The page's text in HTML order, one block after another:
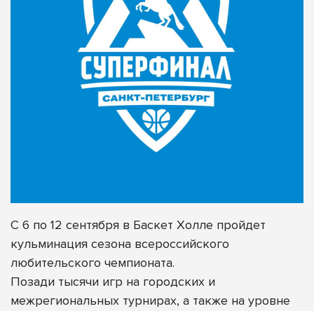
С 6 по 12 сентября в Баскет Холле пройдет
кульминация сезона всероссийского
любительского чемпионата.
Позади тысячи игр на городских и
межрегиональных турнирах, а также на уровне